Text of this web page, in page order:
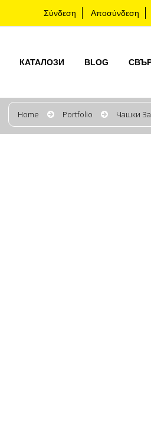
Σύνδεση Αποσύνδεση
КАТАЛОЗИ BLOG
Home Portfolio Чашки